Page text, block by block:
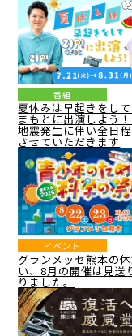
番組
夏休みは早起きをし
まもとに出演しよう
地震発生に伴い全日
させていただきます
イベント
グランメッセ熊本の
い、8月の開催は見送
りました。